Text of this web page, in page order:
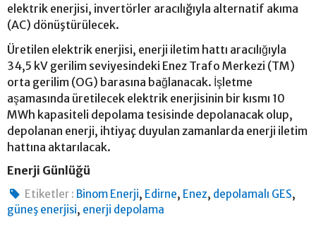
elektrik enerjisi, invertörler aracılığıyla alternatif akıma
(AC) dönüştürülecek.
Üretilen elektrik enerjisi, enerji iletim hattı aracılığıyla
34,5 kV gerilim seviyesindeki Enez Trafo Merkezi (TM)
orta gerilim (OG) barasına bağlanacak. İşletme
aşamasında üretilecek elektrik enerjisinin bir kısmı 10
MWh kapasiteli depolama tesisinde depolanacak olup,
depolanan enerji, ihtiyaç duyulan zamanlarda enerji iletim
hattına aktarılacak.
Enerji Günlüğü
Etiketler : Binom Enerji, Edirne, Enez, depolamalı GES,
güneş enerjisi, enerji depolama